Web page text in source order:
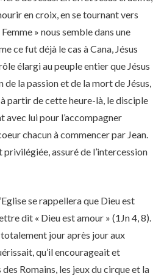
en croix, en se tournant vers
» nous semble dans une
ce fut déjà le cas à Cana, Jésus
élargi au peuple entier que Jésus
la passion et de la mort de Jésus,
partir de cette heure-là, le disciple
avec lui pour l’accompagner
chacun à commencer par Jean.
assuré de l’intercession
se rappellera que Dieu est
dit « Dieu est amour » (1Jn 4, 8).
totalement jour après jour aux
qu’il encourageait et
Romains, les jeux du cirque et la